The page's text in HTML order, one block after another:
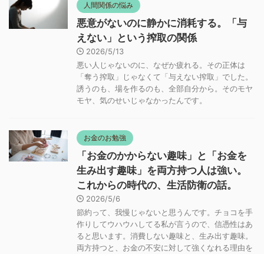
人間関係の悩み
悪意がないのに静かに消耗する。「与
えない」という搾取の関係
2026/5/13
悪い人じゃないのに、なぜか疲れる。その正体は
「奪う搾取」じゃなくて「与えない搾取」でした。
誘うのも、場を作るのも、全部自分から。そのモヤ
モヤ、気のせいじゃなかったんです。
お金のお勉強
「お金のかからない趣味」と「お金を
生み出す趣味」を両方持つ人は強い。
これからの時代の、生活防衛の話。
2026/5/6
節約って、我慢じゃないと思うんです。チョコを手
作りしてウハウハしてる私が言うので、信憑性はあ
ると思います。消費しない趣味と、生み出す趣味。
両方持つと、お金の不安に対して強くなれる理由を